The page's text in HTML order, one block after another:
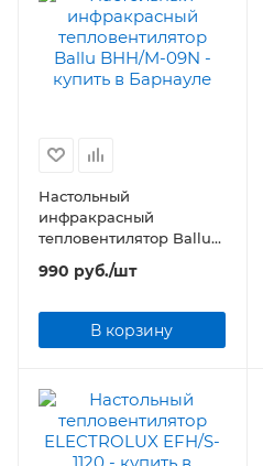
Настольный
инфракрасный
тепловентилятор Ballu
BHH/M-09N
990 руб./шт
В корзину